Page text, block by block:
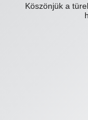
Köszönjük a